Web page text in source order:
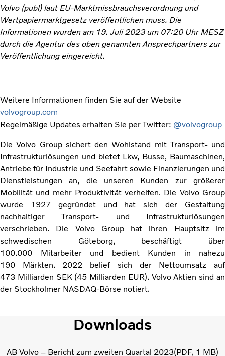
Volvo (publ) laut EU-Marktmissbrauchsverordnung und
Wertpapiermarktgesetz veröffentlichen muss. Die
Informationen wurden am 19. Juli 2023 um 07:20 Uhr MESZ
durch die Agentur des oben genannten Ansprechpartnerszur
Veröffentlichung eingereicht.
Weitere Informationen finden Sie auf der Website
volvogroup.com
Regelmäßige Updates erhalten Sie per Twitter: @volvogroup
Die Volvo Group sichert den Wohlstand mit Transport- und
Infrastrukturlösungen und bietet Lkw, Busse, Baumaschinen,
Antriebe für Industrie und Seefahrt sowie Finanzierungen und
Dienstleistungen an, die unseren Kunden zur größerer
Mobilität und mehr Produktivität verhelfen. Die Volvo Group
wurde 1927 gegründet und hat sich der Gestaltung
nachhaltiger Transport- und Infrastrukturlösungen
verschrieben. Die Volvo Group hat ihren Hauptsitz im
schwedischen Göteborg, beschäftigt über
100.000 Mitarbeiter und bedient Kunden in nahezu
190 Märkten. 2022 belief sich der Nettoumsatz auf
473 Milliarden SEK (45 Milliarden EUR). Volvo Aktien sind an
der Stockholmer NASDAQ-Börse notiert.
Downloads
AB Volvo – Bericht zum zweiten Quartal 2023 PDF 1 MB